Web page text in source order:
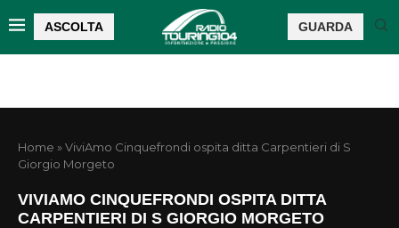
ASCOLTA GUARDA
Home »ViviAmo Cinquefrondi ospita ditta Carpentieri di S
Giorgio Morgeto
VIVIAMO CINQUEFRONDI OSPITA DITTA
CARPENTIERI DI S GIORGIO MORGETO